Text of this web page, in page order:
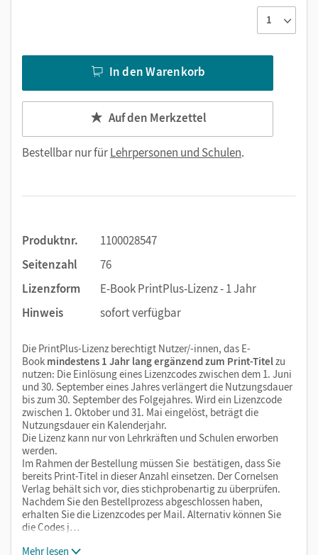
In den Warenkorb
Auf den Merkzettel
Bestellbar nur fürLehrpersonen und Schulen.
Produktnr.
1100028547
Seitenzahl
76
Lizenzform
E-Book PrintPlus-Lizenz - 1 Jahr
Hinweis
sofort verfügbar
Die PrintPlus-Lizenz berechtigt Nutzer/-innen, das E-
Book mindestens 1 Jahr lang ergänzend zum Print-Titelzu
nutzen: Die Einlösung eines Lizenzcodes zwischen dem 1. Juni
und 30. September eines Jahres verlängert die Nutzungsdauer
bis zum 30. September des Folgejahres. Wird ein Lizenzcode
zwischen 1. Oktober und 31. Mai eingelöst, beträgt die
Nutzungsdauer ein Kalenderjahr.
Die Lizenz kann nur von Lehrkräften und Schulen erworben
werden.
Im Rahmen der Bestellung müssen Sie bestätigen, dass Sie
bereits Print-Titel in dieser Anzahl einsetzen. Der Cornelsen
Verlag behält sich vor, dies stichprobenartig zu überprüfen.
Nachdem Sie den Bestellprozess abgeschlossen haben,
erhalten Sie die Lizenzcodes per Mail. Alternativ können Sie
die Codes j…
Mehr lesen